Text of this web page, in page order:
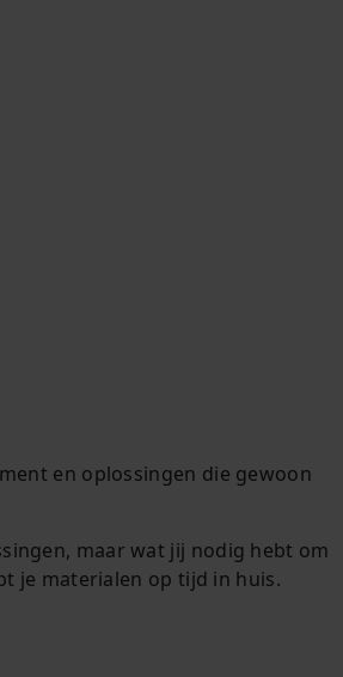
en oplossingen die gewoon
maar wat jij nodig hebt om
je materialen op tijd in huis.